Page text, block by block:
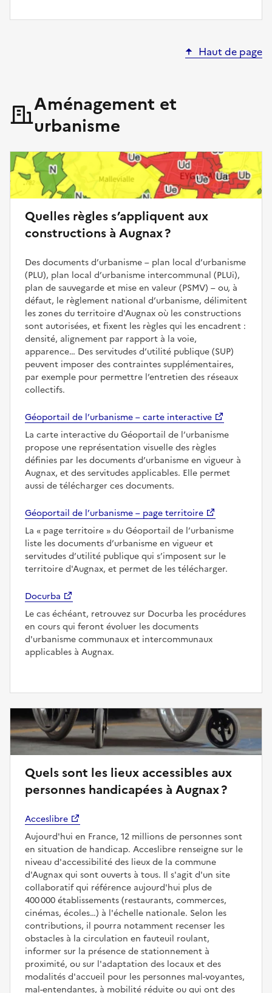
Haut de page
Aménagement et
urbanisme
Quelles règles s’appliquent aux
constructions à Augnax ?
Des documents d’urbanisme – plan local d’urbanisme
(PLU), plan local d’urbanisme intercommunal (PLUi),
plan de sauvegarde et mise en valeur (PSMV) – ou, à
défaut, le règlement national d’urbanisme, délimitent
les zones du territoire d'Augnax où les constructions
sont autorisées, et fixent les règles qui les encadrent :
densité, alignement par rapport à la voie,
apparence… Des servitudes d’utilité publique (SUP)
peuvent imposer des contraintes supplémentaires,
par exemple pour permettre l’entretien des réseaux
collectifs.
Géoportail de l’urbanisme – carte interactive
La carte interactive du Géoportail de l’urbanisme
propose une représentation visuelle des règles
définies par les documents d’urbanisme en vigueur à
Augnax, et des servitudes applicables. Elle permet
aussi de télécharger ces documents.
Géoportail de l’urbanisme – page territoire
La
page territoire
du Géoportail de l’urbanisme
liste les documents d’urbanisme en vigueur et
servitudes d’utilité publique qui s’imposent sur le
territoire d'Augnax, et permet de les télécharger.
Docurba
Le cas échéant, retrouvez sur Docurba les procédures
en cours qui feront évoluer les documents
d'urbanisme communaux et intercommunaux
applicables à Augnax.
Quels sont les lieux accessibles aux
personnes handicapées à Augnax ?
Acceslibre
Aujourd'hui en France, 12 millions de personnes sont
en situation de handicap. Acceslibre renseigne sur le
niveau d'accessibilité des lieux de la commune
d'Augnax qui sont ouverts à tous. Il s'agit d'un site
collaboratif qui référence aujourd'hui plus de
400 000 établissements (restaurants, commerces,
cinémas, écoles…) à l'échelle nationale. Selon les
contributions, il pourra notamment recenser les
obstacles à la circulation en fauteuil roulant,
informer sur la présence de stationnement à
proximité, ou sur l'adaptation des locaux et des
modalités d'accueil pour les personnes mal-voyantes,
mal-entendantes, à mobilité réduite ou qui ont des